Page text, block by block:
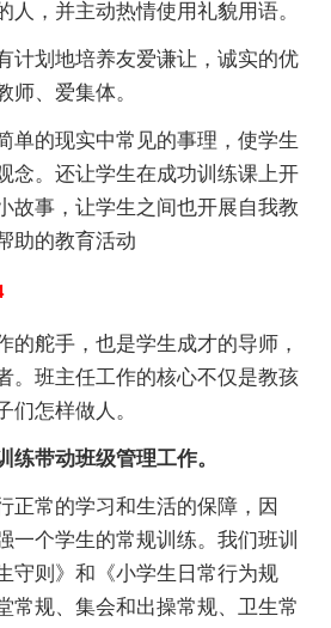
人，并主动热情使用礼貌用语。
划地培养友爱谦让，诚实的优
师、爱集体。
的现实中常见的事理，使学生
念。还让学生在成功训练课上开
故事，让学生之间也开展自我教
助的教育活动
舵手，也是学生成才的导师，
。班主任工作的核心不仅是教孩
们怎样做人。
练带动班级管理工作。
常的学习和生活的保障，因
一个学生的常规训练。我们班训
守则》和《小学生日常行为规
常规、集会和出操常规、卫生常